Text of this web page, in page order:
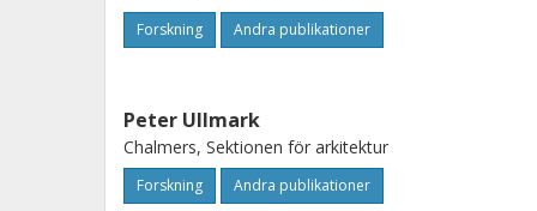
Forskning Andra publikationer
Peter Ullmark
Chalmers, Sektionen för arkitektur
Forskning Andra publikationer